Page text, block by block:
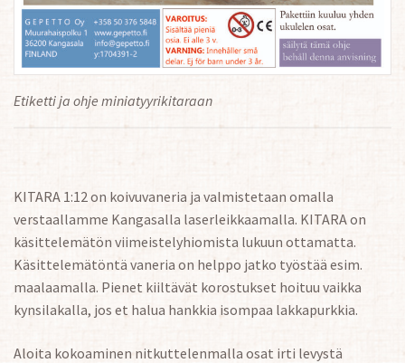
Etiketti ja ohje miniatyyrikitaraan
KITARA 1:12 on koivuvaneria ja valmistetaan omalla
verstaallamme Kangasalla laserleikkaamalla. KITARA on
käsittelemätön viimeistelyhiomista lukuun ottamatta.
Käsittelemätöntä vaneria on helppo jatko työstää esim.
maalaamalla. Pienet kiiltävät korostukset hoituu vaikka
kynsilakalla, jos et halua hankkia isompaa lakkapurkkia.
Aloita kokoaminen nitkuttelenmalla osat irti levystä